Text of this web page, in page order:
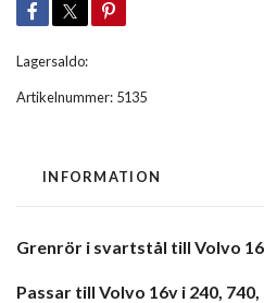
Lagersaldo:
Artikelnummer: 5135
INFORMATION
Grenrör i svartstål till Volvo
Passar till Volvo 16v i 240,